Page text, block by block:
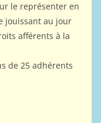
le représenter en
jouissant au jour
afférents à la
de 25 adhérents